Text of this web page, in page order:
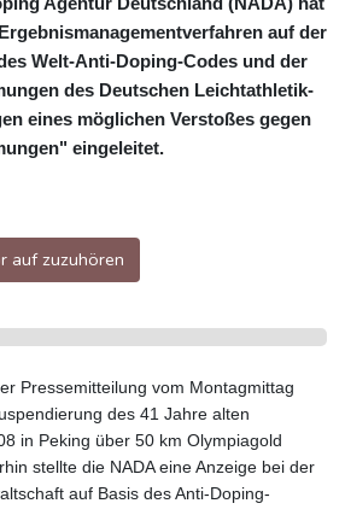
auf der
Welt-Anti-Doping-Codes und der
des Deutschen Leichtathletik-
eines möglichen Verstoßes gegen
eingeleitet.
auf zuzuhören
Pressemitteilung vom Montagmittag
des 41 Jahre alten
in Peking über 50 km Olympiagold
stellte die NADA eine Anzeige bei der
auf Basis des Anti-Doping-